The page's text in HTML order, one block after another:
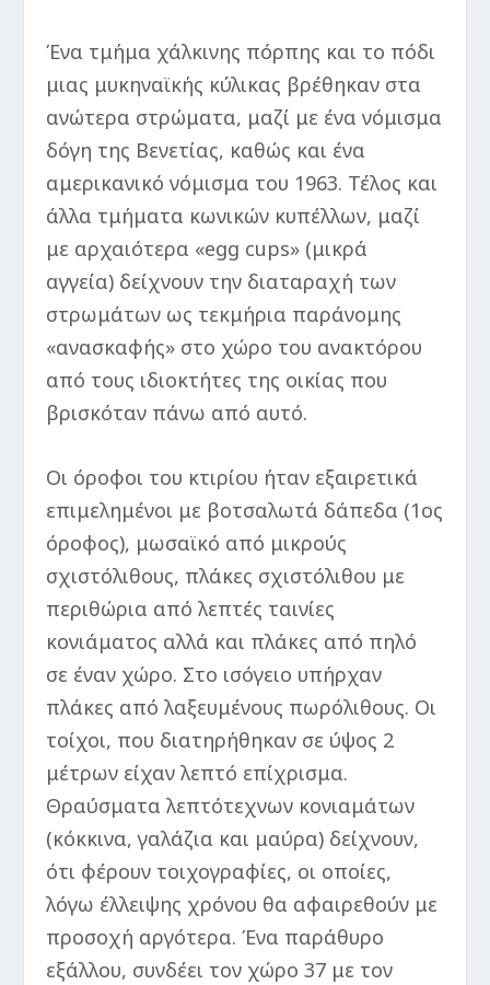
Ένα τμήμα χάλκινης πόρπης και το πόδι
μιας μυκηναϊκής κύλικας βρέθηκαν στα
ανώτερα στρώματα, μαζί με ένα νόμισμα
δόγη της Βενετίας, καθώς και ένα
αμερικανικό νόμισμα του 1963. Τέλος και
άλλα τμήματα κωνικών κυπέλλων, μαζί
με αρχαιότερα «egg cups» (μικρά
αγγεία) δείχνουν την διαταραχή των
στρωμάτων ως τεκμήρια παράνομης
«ανασκαφής» στο χώρο του ανακτόρου
από τους ιδιοκτήτες της οικίας που
βρισκόταν πάνω από αυτό.
Οι όροφοι του κτιρίου ήταν εξαιρετικά
επιμελημένοι με βοτσαλωτά δάπεδα (1ος
όροφος), μωσαϊκό από μικρούς
σχιστόλιθους, πλάκες σχιστόλιθου με
περιθώρια από λεπτές ταινίες
κονιάματος αλλά και πλάκες από πηλό
σε έναν χώρο. Στο ισόγειο υπήρχαν
πλάκες από λαξευμένους πωρόλιθους. Οι
τοίχοι, που διατηρήθηκαν σε ύψος 2
μέτρων είχαν λεπτό επίχρισμα.
Θραύσματα λεπτότεχνων κονιαμάτων
(κόκκινα, γαλάζια και μαύρα) δείχνουν,
ότι φέρουν τοιχογραφίες, οι οποίες,
λόγω έλλειψης χρόνου θα αφαιρεθούν με
προσοχή αργότερα. Ένα παράθυρο
εξάλλου, συνδέει τον χώρο 37 με τον